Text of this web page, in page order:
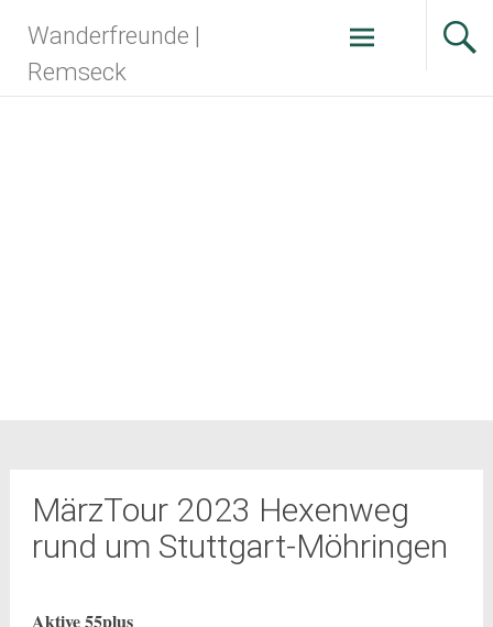
Inhalt
springen
Wanderfreunde |
Remseck
MärzTour 2023 Hexenweg
rund um Stuttgart-Möhringen
Aktive 55plus